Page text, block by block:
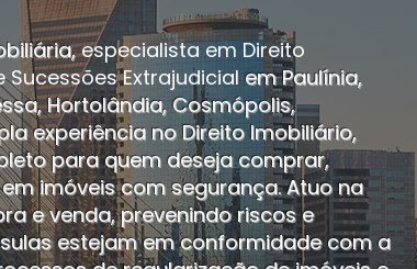
especialista em Direito
Extrajudicial em Paulínia,
Hortolândia, Cosmópolis,
experiência no Direito Imobiliário,
para quem deseja comprar,
imóveis com segurança. Atuo na
e venda, prevenindo riscos e
estejam em conformidade com a